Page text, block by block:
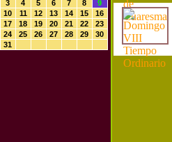
3
4 5 6 7 8
9
10
11 12 13 14 15
16
17
18 19 20 21 22
23
24
25 26 27 28 29
30
31